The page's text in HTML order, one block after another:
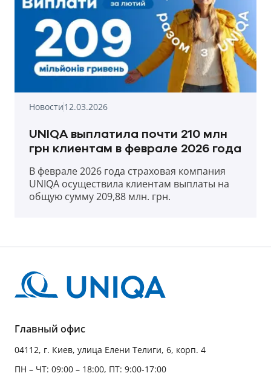
Новости12.03.2026
UNIQA выплатила почти 210 млн
грн клиентам в феврале 2026 года
В феврале 2026 года страховая компания
UNIQA осуществила клиентам выплаты на
общую сумму 209,88 млн. грн.
Главный офис
04112, г. Киев, улица Елени Телиги, 6, корп. 4
ПН – ЧТ: 09:00 – 18:00, ПТ: 9:00-17:00